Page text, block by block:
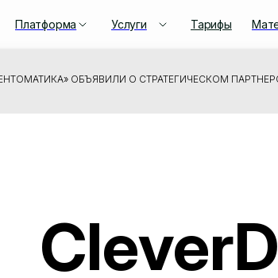
Платформа Услуги Тарифы
ОБЪЯВИЛИ О СТРАТЕГИЧЕСКОМ